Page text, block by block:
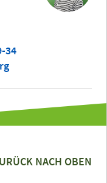
34
NACH OBEN